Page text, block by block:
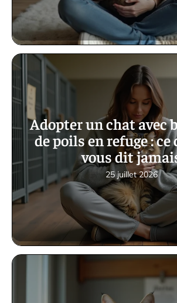
Adopter un chat avec
de poils en refuge : ce
vous dit
25 juillet 2026